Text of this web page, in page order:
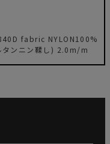
fabric NYLON100%
タンニン鞣し) 2.0m/m